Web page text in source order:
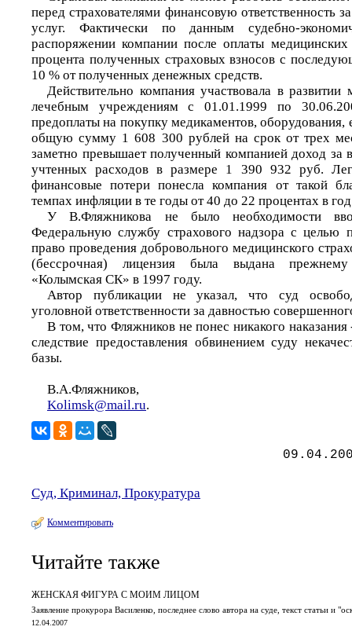
перед страхователями финансовую ответственность
услуг. Фактически по данным судебно-
распоряжении компании после оплаты медицинских
процента полученных страховых взносов с
10 % от полученных денежных средств.
Действительно компания участвовала в развитии
лечебным учреждениям с 01.01.1999 по
предоплаты на покупку медикаментов,
общую сумму 1 608 300 рублей на срок от трех
заметно превышает полученный компанией доход за
учтенных расходов в размере 1 390 932 руб.
финансовые потери понесла компания от такой
темпах инфляции в те годы от 40 до 22 процентах в
У В.Фляжникова не было необходимости
Федеральную службу страхового надзора с целью
право проведения добровольного медицинского
(бессрочная) лицензия была выдана
«Колымская СК» в 1997 году.
Автор публикации не указал, что суд
уголовной ответственности за давностью
В том, что Фляжников не понес никакого наказания
следствие предоставления обвинением суду
базы.
В.А.Фляжников,
Kolimsk@mail.ru.
Суд, Криминал, Прокуратура
Комментировать
Читайте также
ЖЕНСКАЯ ФИГУРА С МОИМ ЛИЦОМ
Заявление прокурора Василенко, последнее слово автора на суде, текст статьи и
12.04.2007